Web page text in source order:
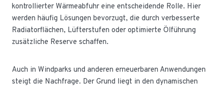
kontrollierter Wärmeabfuhr eine entscheidende Rolle. Hier
werden häufig Lösungen bevorzugt, die durch verbesserte
Radiatorflächen, Lüfterstufen oder optimierte Ölführung
zusätzliche Reserve schaffen.
Auch in Windparks und anderen erneuerbaren Anwendungen
steigt die Nachfrage. Der Grund liegt in den dynamischen